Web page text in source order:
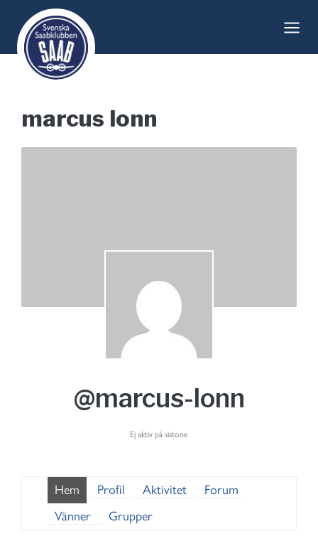
content
marcus lonn
@marcus-lonn
Ej aktiv på sistone
Hem Profil Aktivitet
Forum
Vänner
Grupper